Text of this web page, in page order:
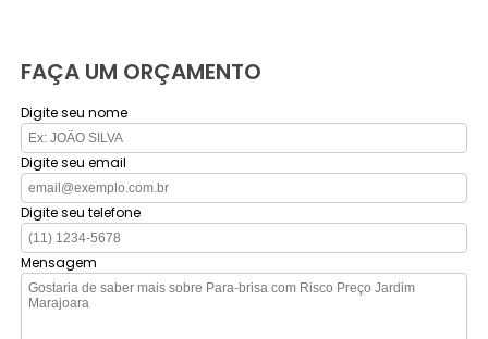
FAÇA UM ORÇAMENTO
Digite seu nome
Digite seu email
Digite seu telefone
Mensagem